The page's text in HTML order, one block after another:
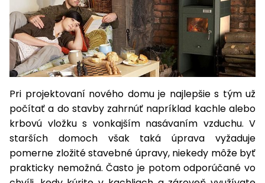
stroje
Snežné
frézy
Odhŕňače
na sneh
Postrekovače
Príslušenstvo
Pri projektovaní nového domu je najlepšie s tým už
počítať a do stavby zahrnúť napríklad kachle alebo
krbovú vložku s vonkajším nasávaním vzduchu. V
starších domoch však taká úprava vyžaduje
pomerne zložité stavebné úpravy, niekedy môže byť
prakticky nemožná. Často je potom odporúčané vo